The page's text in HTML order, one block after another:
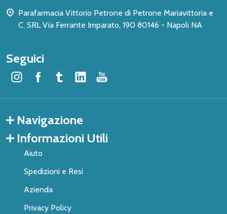
Parafarmacia Vittorio Petrone di Petrone Mariavittoria e
C. SRL Via Ferrante Imparato, 190 80146 - Napoli NA
Seguici
Navigazione
Informazioni Utili
Aiuto
Spedizioni e Resi
Azienda
Privacy Policy